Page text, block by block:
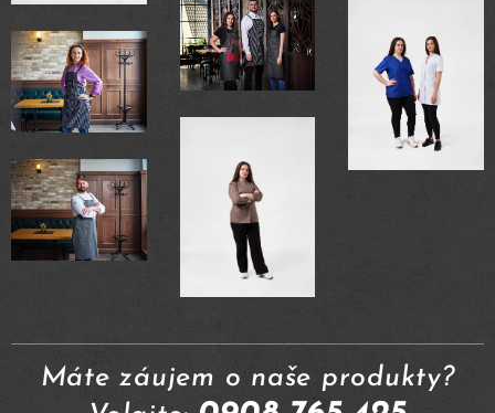
Máte záujem o naše produkty?